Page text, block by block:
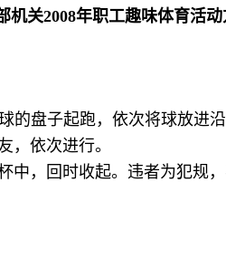
机关2008年职工趣味体育活
的盘子起跑，依次将球放进
，依次进行。
，回时收起。违者为犯规，